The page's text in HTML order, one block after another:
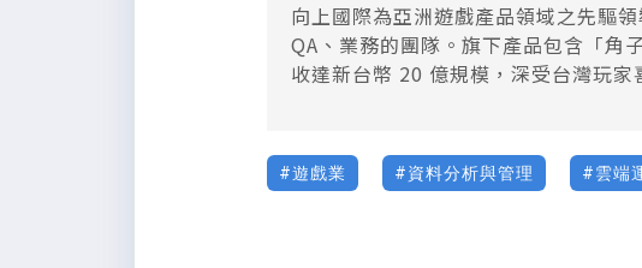
向上國際為亞洲遊戲產品領域之先驅
QA、業務的團隊。旗下產品包含「角
收達新台幣 20 億規模，深受台灣玩家
遊戲業 資料分析與管理 雲端